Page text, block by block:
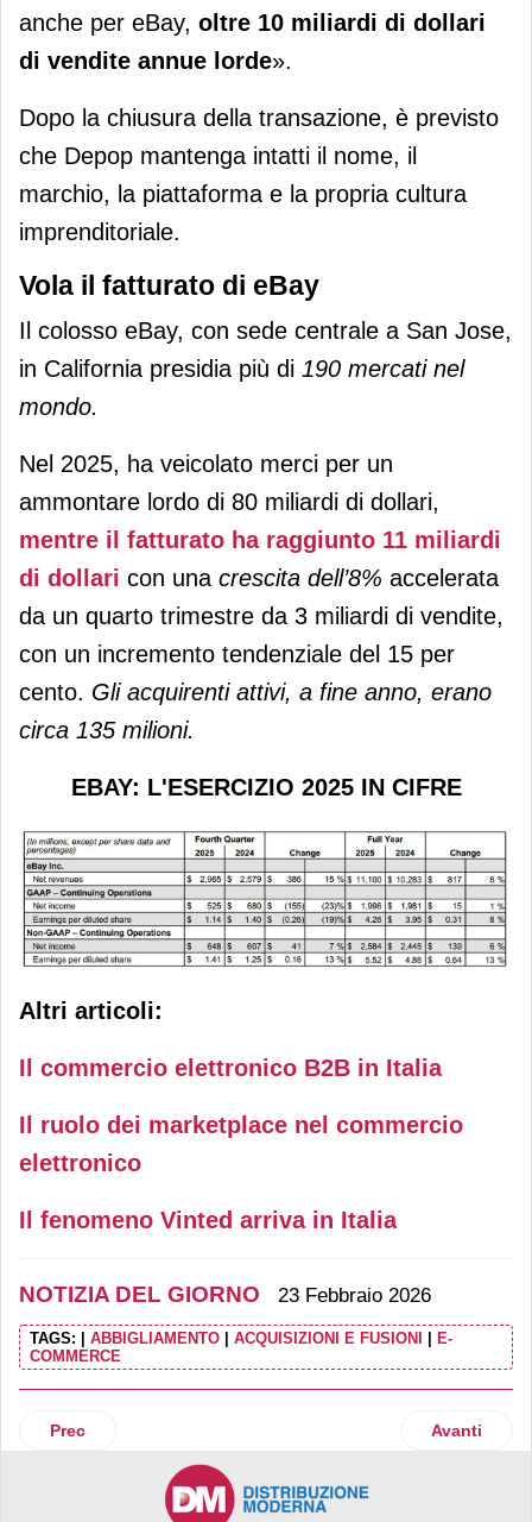
anche per eBay, oltre 10 miliardi di dollari
di vendite annue lorde».
Dopo la chiusura della transazione, è previsto
che Depop mantenga intatti il nome, il
marchio, la piattaforma e la propria cultura
imprenditoriale.
Vola il fatturato di eBay
Il colosso eBay, con sede centrale a San Jose,
in California presidia più di 190 mercati nel
mondo.
Nel 2025, ha veicolato merci per un
ammontare lordo di 80 miliardi di dollari,
mentre il fatturato ha raggiunto 11 miliardi
di dollari con una crescita dell’8% accelerata
da un quarto trimestre da 3 miliardi di vendite,
con un incremento tendenziale del 15 per
cento. Gli acquirenti attivi, a fine anno, erano
circa 135 milioni.
EBAY: L'ESERCIZIO 2025 IN CIFRE
Altri articoli:
Il commercio elettronico B2B in Italia
Il ruolo dei marketplace nel commercio
elettronico
Il fenomeno Vinted arriva in Italia
NOTIZIA DEL GIORNO 23 Febbraio 2026
TAGS: ABBIGLIAMENTO ACQUISIZIONI E FUSIONI
E-
COMMERCE
Articolo precedente: Viridea apre a Carate Brianza e tocca
Prec Articolo
Avanti